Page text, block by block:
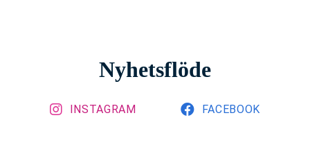
Nyhetsflöde
INSTAGRAM FACEBOOK